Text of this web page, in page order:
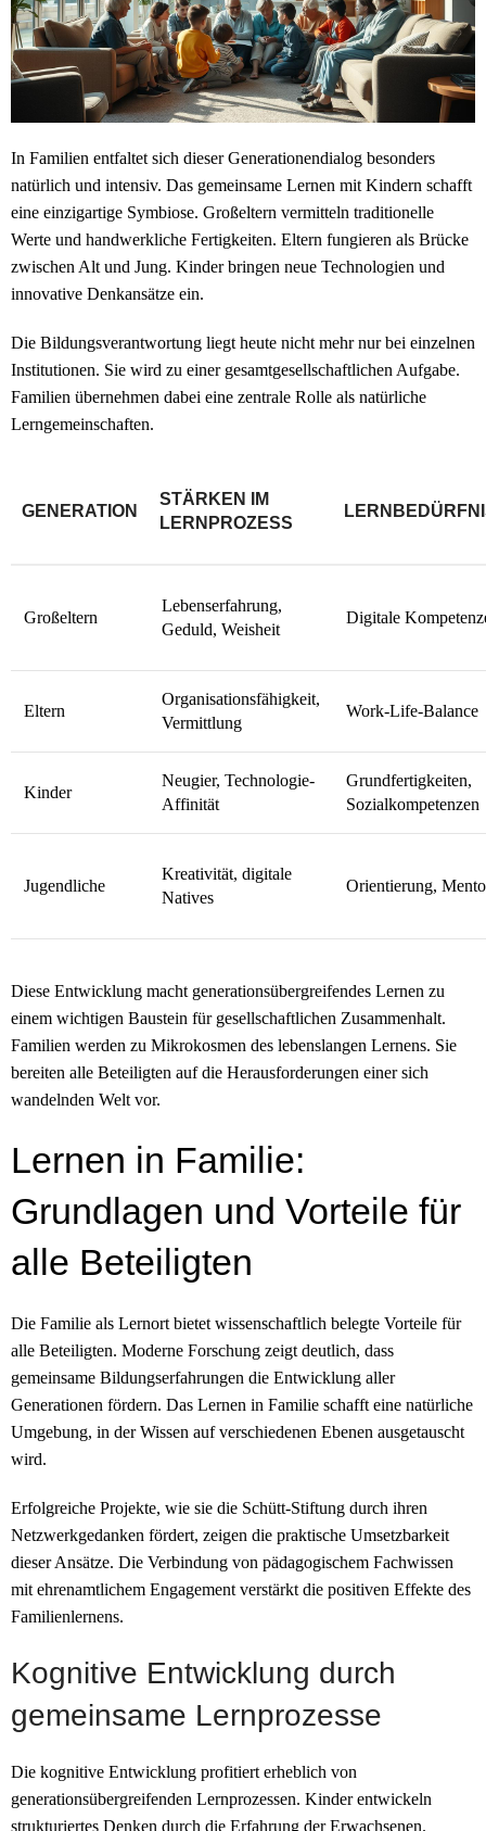
In Familien entfaltet sich dieser Generationendialog besonders
natürlich und intensiv. Das gemeinsame Lernen mit Kindern schafft
eine einzigartige Symbiose. Großeltern vermitteln traditionelle
Werte und handwerkliche Fertigkeiten. Eltern fungieren als Brücke
zwischen Alt und Jung. Kinder bringen neue Technologien und
innovative Denkansätze ein.
Die Bildungsverantwortung liegt heute nicht mehr nur bei einzelnen
Institutionen. Sie wird zu einer gesamtgesellschaftlichen Aufgabe.
Familien übernehmen dabei eine zentrale Rolle als natürliche
Lerngemeinschaften.
GENERATION
STÄRKEN IM
LERNPROZESS
Großeltern
Lebenserfahrung,
Geduld, Weisheit
Digitale
Eltern
Organisationsfähigkeit,
Vermittlung
Work-Life-Balance
Kinder
Neugier, Technologie-
Affinität
Grundfertigkeiten,
Sozialkompetenzen
Jugendliche
Kreativität, digitale
Natives
Orientierung,
Diese Entwicklung macht generationsübergreifendes Lernen zu
einem wichtigen Baustein für gesellschaftlichen Zusammenhalt.
Familien werden zu Mikrokosmen des lebenslangen Lernens. Sie
bereiten alle Beteiligten auf die Herausforderungen einer sich
wandelnden Welt vor.
Lernen in Familie:
Grundlagen und Vorteile für
alle Beteiligten
Die Familie als Lernort bietet wissenschaftlich belegte Vorteile für
alle Beteiligten. Moderne Forschung zeigt deutlich, dass
gemeinsame Bildungserfahrungen die Entwicklung aller
Generationen fördern. Das Lernen in Familie schafft eine natürliche
Umgebung, in der Wissen auf verschiedenen Ebenen ausgetauscht
wird.
Erfolgreiche Projekte, wie sie die Schütt-Stiftung durch ihren
Netzwerkgedanken fördert, zeigen die praktische Umsetzbarkeit
dieser Ansätze. Die Verbindung von pädagogischem Fachwissen
mit ehrenamtlichem Engagement verstärkt die positiven Effekte des
Familienlernens.
Kognitive Entwicklung durch
gemeinsame Lernprozesse
Die kognitive Entwicklung profitiert erheblich von
generationsübergreifenden Lernprozessen. Kinder entwickeln
strukturiertes Denken durch die Erfahrung der Erwachsenen.